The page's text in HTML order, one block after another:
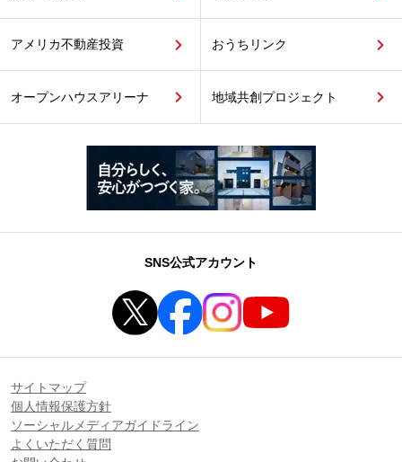
アメリカ不動産投資 おうちリンク
オープンハウスアリーナ 地域共創プロジェクト
SNS公式アカウント
サイトマップ
個人情報保護方針
ソーシャルメディアガイドライン
よくいただく質問